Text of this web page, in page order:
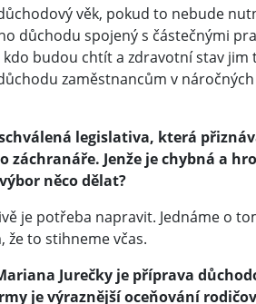
věk, pokud to nebude
důchodu spojený s částečnými
budou chtít a zdravotní stav jim
zaměstnancům v
legislativa, která
záchranáře. Jenže je chybná a
něco dělat?
je potřeba napravit. Jednáme o
že to stihneme včas.
Jurečky je příprava
je výraznější oceňování